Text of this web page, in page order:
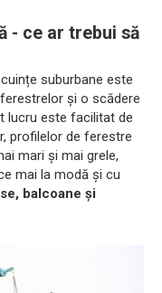
- ce ar trebui să
suburbane este
și o scădere
lucru este facilitat de
profilelor de ferestre
mari și mai grele,
mai la modă și cu
balcoane și